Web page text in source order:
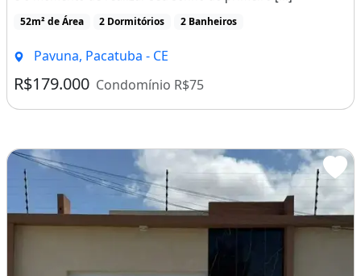
52m² de Área 2 Dormitórios 2 Banheiros
Pavuna, Pacatuba - CE
R$179.000 Condomínio R$75